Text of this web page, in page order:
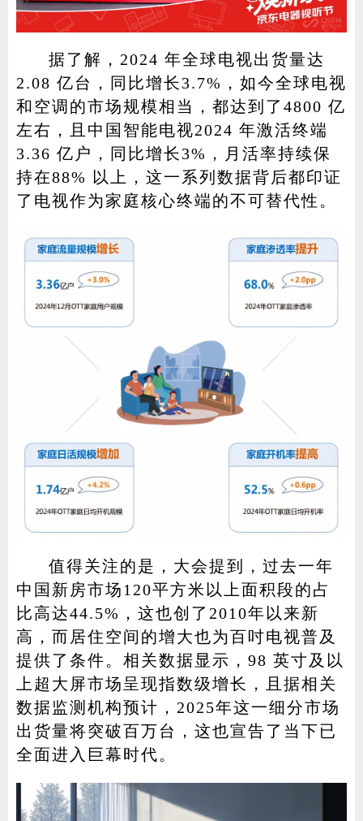
据了解，2024 年全球电视出货量达
2.08 亿台，同比增长3.7%，如今全球电视
和空调的市场规模相当，都达到了4800 亿
左右，且中国智能电视2024 年激活终端
3.36 亿户，同比增长3%，月活率持续保
持在88% 以上，这一系列数据背后都印证
了电视作为家庭核心终端的不可替代性。
值得关注的是，大会提到，过去一年
中国新房市场120平方米以上面积段的占
比高达44.5%，这也创了2010年以来新
高，而居住空间的增大也为百吋电视普及
提供了条件。相关数据显示，98 英寸及以
上超大屏市场呈现指数级增长，且据相关
数据监测机构预计，2025年这一细分市场
出货量将突破百万台，这也宣告了当下已
全面进入巨幕时代。